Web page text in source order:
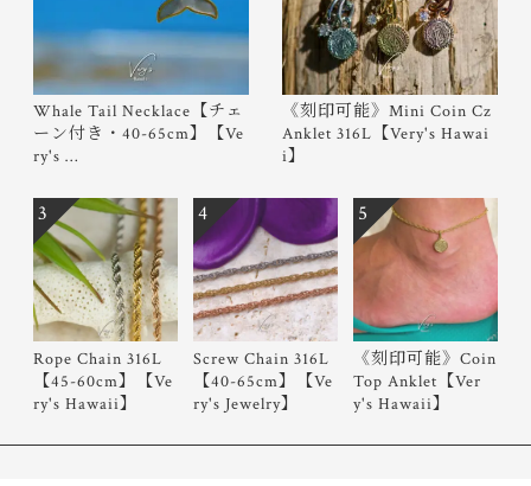
Whale Tail Necklace【チェ
ーン付き・40-65cm】【Ve
ry's …
《刻印可能》Mini Coin Cz
Anklet 316L【Very's Hawai
i】
Rope Chain 316L
【45-60cm】【Ve
ry's Hawaii】
3
Screw Chain 316L
【40-65cm】【Ve
ry's Jewelry】
4
《刻印可能》Coin
Top Anklet【Ver
y's Hawaii】
5